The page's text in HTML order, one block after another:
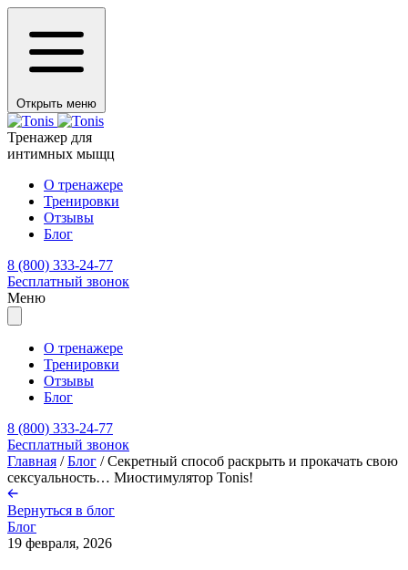
Открыть меню
Тренажер для
интимных мыщц
О тренажере
Тренировки
Отзывы
Блог
8 (800) 333-24-77
Бесплатный звонок
Меню
О тренажере
Тренировки
Отзывы
Блог
8 (800) 333-24-77
Бесплатный звонок
Главная /Блог /Секретный способ раскрыть и прокачать свою
сексуальность… Миостимулятор Tonis!
Вернуться в блог
Блог
19 февраля, 2026